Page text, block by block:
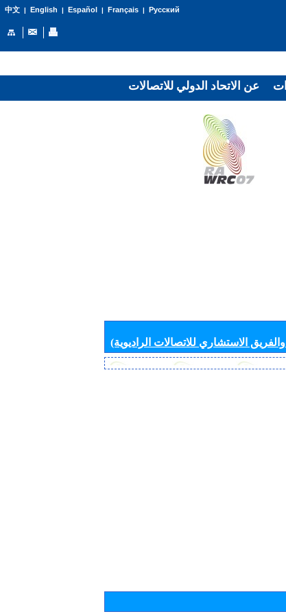
中文| English | Español | Français| Русский
الاستشاري للاتصالات الراديوية)
عن الاتحاد الدولي للاتصالات